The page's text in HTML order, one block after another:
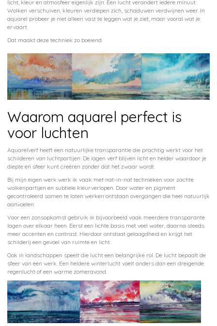
licht, kleur en atmosfeer eigenlijk zijn. Een lucht verandert iedere minuut.
Wolken verschuiven, kleuren verdiepen zich, schaduwen verdwijnen weer. In
aquarel probeer je niet alleen vast te leggen wat je ziet, maar vooral wat je
ervaart.
Dat maakt deze techniek zo boeiend.
Waarom aquarel perfect is
voor luchten
Aquarelverf heeft een natuurlijke transparantie die prachtig werkt voor het
schilderen van luchtpartijen. De lagen verf blijven licht en helder waardoor je
diepte en sfeer kunt creëren zonder dat het zwaar wordt.
Bij mijn eigen werk werk ik vaak met nat-in-nat technieken voor zachte
wolkenpartijen en subtiele kleurverlopen. Door water en pigment
gecontroleerd samen te laten werken ontstaan overgangen die heel natuurlijk
aanvoelen.
Voor een zonsopkomst gebruik ik bijvoorbeeld vaak meerdere transparante
lagen over elkaar heen. Eerst een lichte basis met veel water, daarna steeds
meer accenten en contrast. Hierdoor ontstaat gelaagdheid en krijgt het
schilderij een gevoel van ruimte en licht.
Ook in landschappen speelt die lucht een belangrijke rol. De lucht bepaalt de
sfeer van een werk. Een heldere winterlucht voelt anders dan een dreigende
regenlucht of een warme zomeravond.